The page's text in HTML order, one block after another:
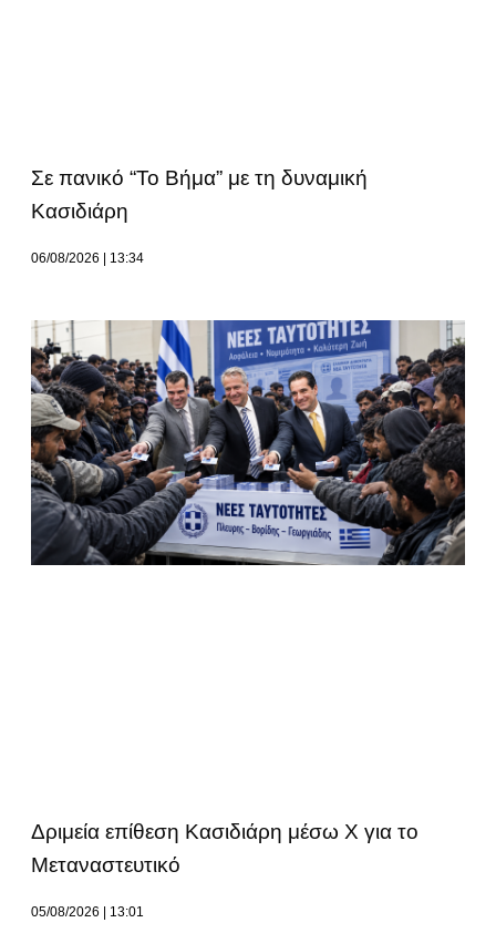
Σε πανικό “Το Βήμα” με τη δυναμική
Κασιδιάρη
06/08/2026 13:34
Δριμεία επίθεση Κασιδιάρη μέσω Χ για το
Μεταναστευτικό
05/08/2026 13:01